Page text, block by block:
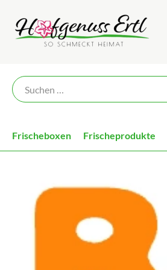
Frischeboxen Frischeprodukte